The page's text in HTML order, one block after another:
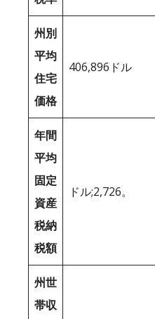
州別
平均
住宅
価格
406,896ドル
年間
平均
固定
資産
税納
税額
ドル;2,726。
州世
帯収